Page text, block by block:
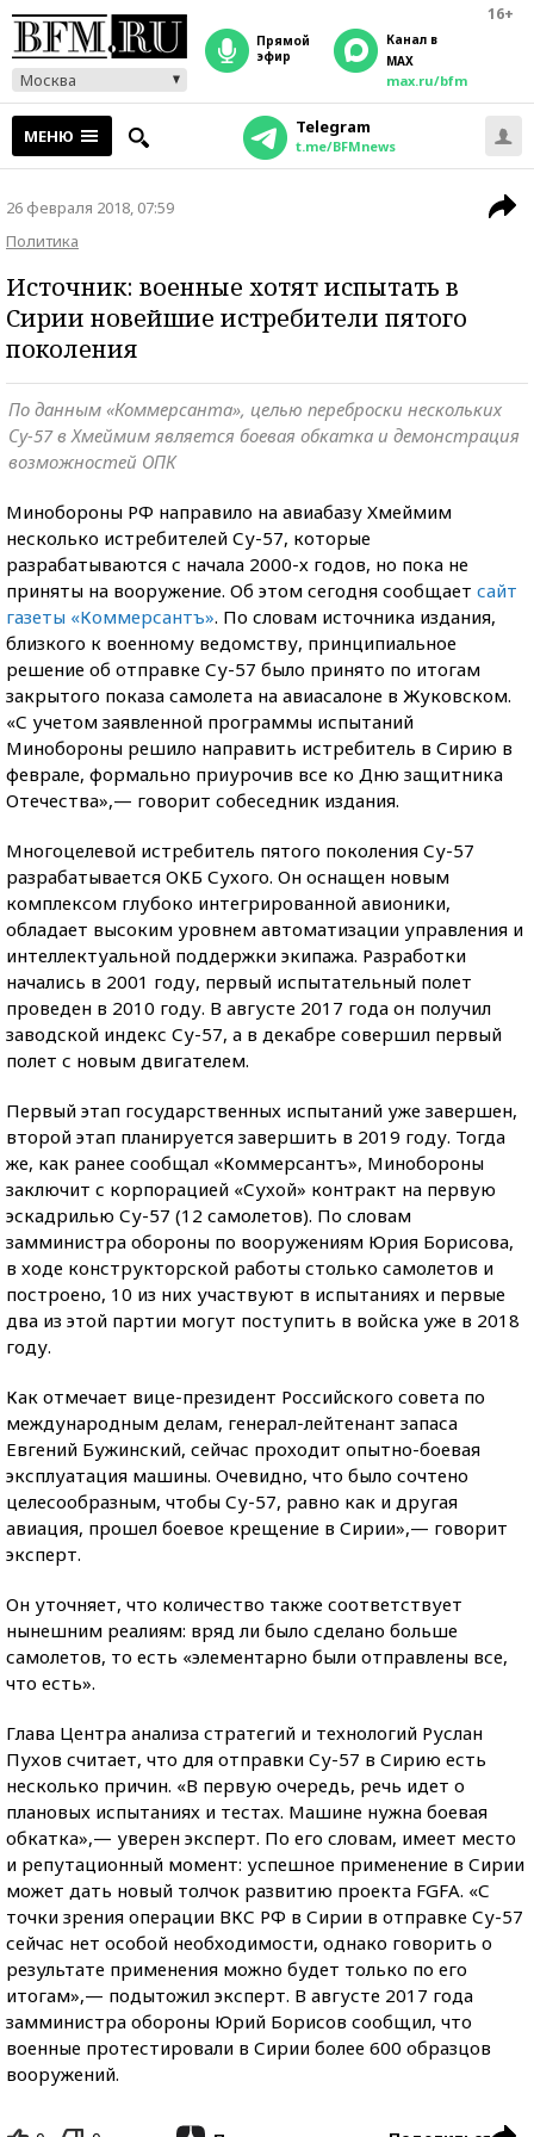
16+
Москва
прямой
эфир
Канал в
MAX
max.ru/bfm
МЕНЮ Telegram
t.me/BFMnews
26 февраля 2018, 07:59
Политика
Источник: военные хотят испытать в
Сирии новейшие истребители пятого
поколения
По данным «Коммерсанта», целью переброски нескольких
Су-57 в Хмеймим является боевая обкатка и демонстрация
возможностей ОПК
Минобороны РФ направило на авиабазу Хмеймим
несколько истребителей Су-57, которые
разрабатываются с начала 2000-х годов, но пока не
приняты на вооружение. Об этом сегодня сообщает сайт
газеты «Коммерсантъ». По словам источника издания,
близкого к военному ведомству, принципиальное
решение об отправке Су-57 было принято по итогам
закрытого показа самолета на авиасалоне в Жуковском.
«С учетом заявленной программы испытаний
Минобороны решило направить истребитель в Сирию в
феврале, формально приурочив все ко Дню защитника
Отечества»,— говорит собеседник издания.
Многоцелевой истребитель пятого поколения Су-57
разрабатывается ОКБ Сухого. Он оснащен новым
комплексом глубоко интегрированной авионики,
обладает высоким уровнем автоматизации управления и
интеллектуальной поддержки экипажа. Разработки
начались в 2001 году, первый испытательный полет
проведен в 2010 году. В августе 2017 года он получил
заводской индекс Су-57, а в декабре совершил первый
полет с новым двигателем.
Первый этап государственных испытаний уже завершен,
второй этап планируется завершить в 2019 году. Тогда
же, как ранее сообщал «Коммерсантъ», Минобороны
заключит с корпорацией «Сухой» контракт на первую
эскадрилью Су-57 (12 самолетов). По словам
замминистра обороны по вооружениям Юрия Борисова,
в ходе конструкторской работы столько самолетов и
построено, 10 из них участвуют в испытаниях и первые
два из этой партии могут поступить в войска уже в 2018
году.
Как отмечает вице-президент Российского совета по
международным делам, генерал-лейтенант запаса
Евгений Бужинский, сейчас проходит опытно-боевая
эксплуатация машины. Очевидно, что было сочтено
целесообразным, чтобы Су-57, равно как и другая
авиация, прошел боевое крещение в Сирии»,— говорит
эксперт.
Он уточняет, что количество также соответствует
нынешним реалиям: вряд ли было сделано больше
самолетов, то есть «элементарно были отправлены все,
что есть».
Глава Центра анализа стратегий и технологий Руслан
Пухов считает, что для отправки Су-57 в Сирию есть
несколько причин. «В первую очередь, речь идет о
плановых испытаниях и тестах. Машине нужна боевая
обкатка»,— уверен эксперт. По его словам, имеет место
и репутационный момент: успешное применение в Сирии
может дать новый толчок развитию проекта FGFA. «С
точки зрения операции ВКС РФ в Сирии в отправке Су-57
сейчас нет особой необходимости, однако говорить о
результате применения можно будет только по его
итогам»,— подытожил эксперт. В августе 2017 года
замминистра обороны Юрий Борисов сообщил, что
военные протестировали в Сирии более 600 образцов
вооружений.